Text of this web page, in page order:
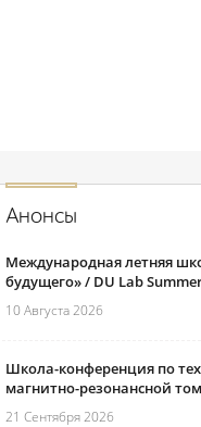
Анонсы
Международная летняя
будущего» / DU Lab
10 Августа 2026
Школа-конференция по
магнитно-резонансной
21 Сентября 2026